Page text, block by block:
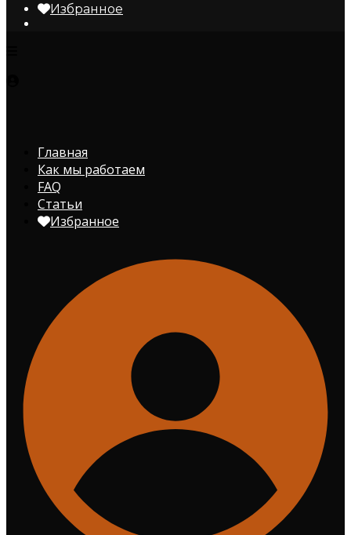
Избранное
Главная
Как мы работаем
FAQ
Статьи
Избранное